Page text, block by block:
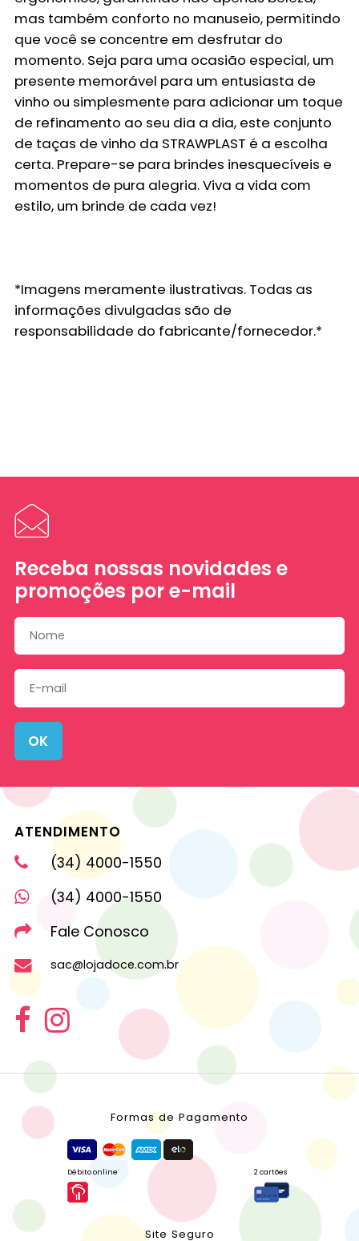
mas também conforto no manuseio, permitindo
que você se concentre em desfrutar do
momento. Seja para uma ocasião especial, um
presente memorável para um entusiasta de
vinho ou simplesmente para adicionar um toque
de refinamento ao seu dia a dia, este conjunto
de taças de vinho da STRAWPLAST é a escolha
certa. Prepare-se para brindes inesquecíveis e
momentos de pura alegria. Viva a vida com
estilo, um brinde de cada vez!
*Imagens meramente ilustrativas. Todas as
informações divulgadas são de
responsabilidade do fabricante/fornecedor.*
Receba nossas novidades e
promoções por e-mail
OK
ATENDIMENTO
(34) 4000-1550
(34) 4000-1550
Fale Conosco
sac@lojadoce.com.br
Formas de Pagamento
Débito online 2 cartões
Site Seguro